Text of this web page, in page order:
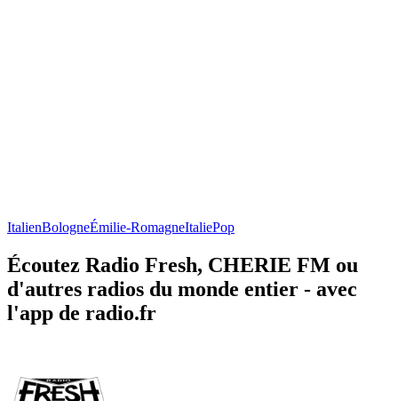
ItalienBologneÉmilie-RomagneItaliePop
Écoutez Radio Fresh, CHERIE FM ou
d'autres radios du monde entier - avec
l'app de radio.fr